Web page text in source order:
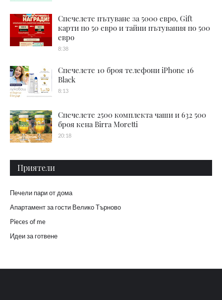
Спечелете пътуване за 5000 евро, Gift
карти по 50 евро и тайни пътувания по 500
евро
8:38
Спечелете 10 броя телефони iPhone 16
Black
8:13
Спечелете 2500 комплекта чаши и 632 500
броя кена Birra Moretti
20:18
Приятели
Печели пари от дома
Апартамент за гости Велико Търново
Pieces of me
Идеи за готвене